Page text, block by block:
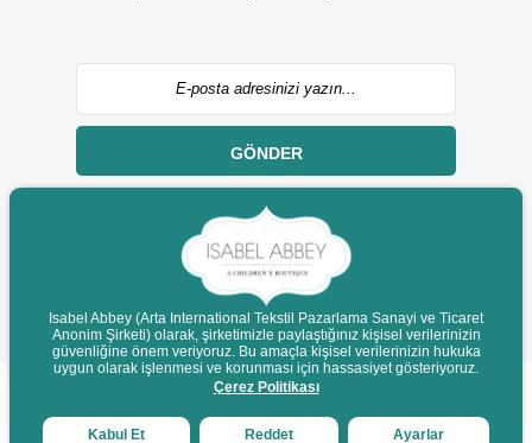
GÖNDER
© 2022 isabelabbey.com - Tüm Hakları Saklıdır.
Destek
Isabel Abbey (Arta International Tekstil Pazarlama Sanayi ve Ticaret
Anonim Şirketi) olarak, şirketimizle paylaştığınız kişisel verilerinizin
güvenliğine önem veriyoruz. Bu amaçla kişisel verilerinizin hukuka
uygun olarak işlenmesi ve korunması için hassasiyet gösteriyoruz.
Çerez Politikası
Kabul Et Reddet Ayarlar